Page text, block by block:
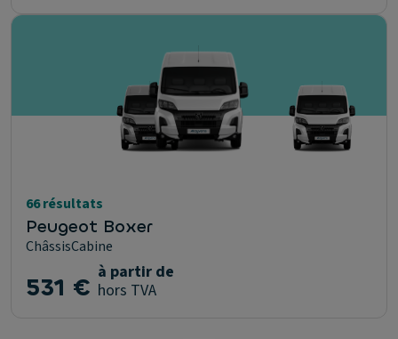
66 résultats
Peugeot Boxer
ChâssisCabine
531 € à partir de
hors TVA